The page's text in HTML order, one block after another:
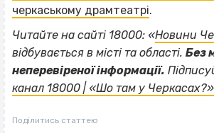
черкаському драмтеатрі.
Читайте на сайті 18000: «Новини
відбувається в місті та області. Без
неперевіреної інформації.
канал 18000 | «Шо там у Черкасах?»
Поділитись статтею